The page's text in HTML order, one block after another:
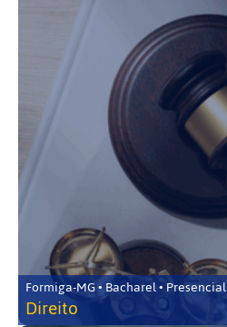
Formiga-MG • Bacharel • Presencial
Direito